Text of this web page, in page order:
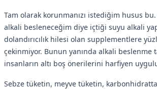
Tam olarak korunmanızı istediğim husus
alkali besleneceğim diye içtiği suyu alkali
dolandırıcılık hilesi olan supplementlere
çekinmiyor. Bunun yanında alkali beslenme
insanların altı boş önerilerini harfiyen
Sebze tüketin, meyve tüketin,